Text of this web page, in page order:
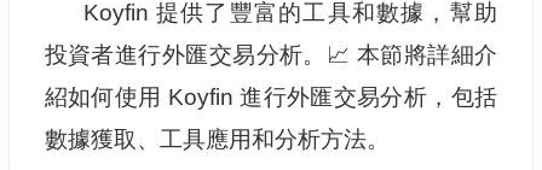
Koyfin 提供了豐富的工具和數據，幫助
投資者進行外匯交易分析。📈 本節將詳細介
紹如何使用 Koyfin 進行外匯交易分析，包括
數據獲取、工具應用和分析方法。